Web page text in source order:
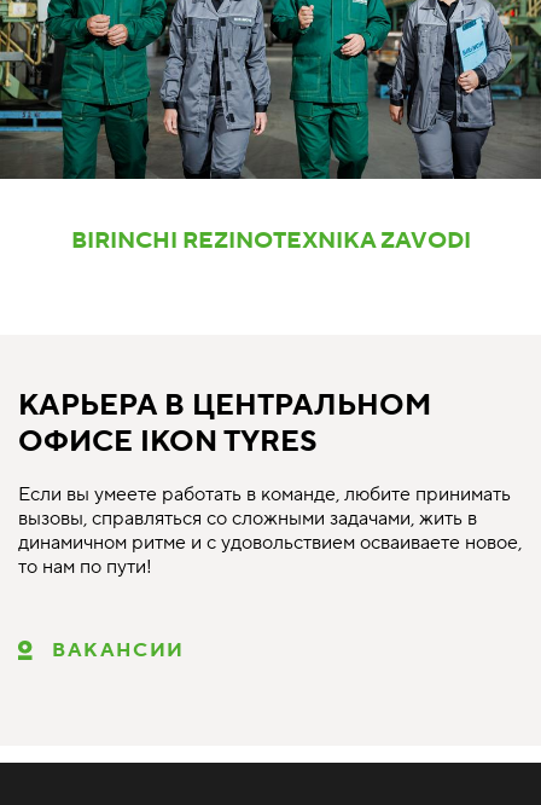
BIRINCHI REZINOTEXNIKA ZAVODI
КАРЬЕРА В ЦЕНТРАЛЬНОМ
ОФИСЕ IKON TYRES
Если вы умеете работать в команде, любите принимать
вызовы, справляться со сложными задачами, жить в
динамичном ритме и с удовольствием осваиваете новое,
то нам по пути!
ВАКАНСИИ